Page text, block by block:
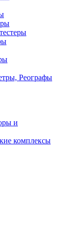
Реографы
и
комплексы